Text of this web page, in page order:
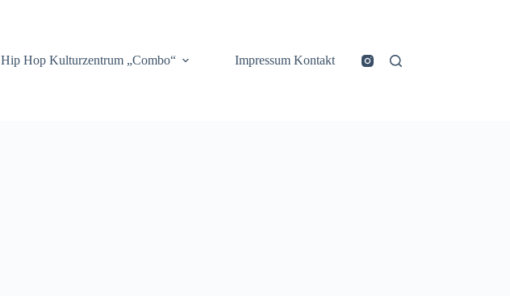
Hip Hop Kulturzentrum „Combo“ Impressum Kontakt